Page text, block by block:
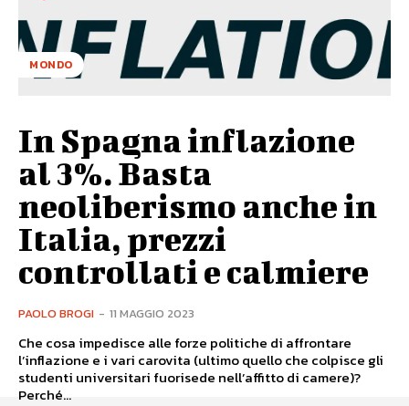
MONDO
In Spagna inflazione
al 3%. Basta
neoliberismo anche in
Italia, prezzi
controllati e calmiere
PAOLO BROGI - 11 MAGGIO 2023
Che cosa impedisce alle forze politiche di affrontare
l’inflazione e i vari carovita (ultimo quello che colpisce gli
studenti universitari fuorisede nell’affitto di camere)?
Perché...